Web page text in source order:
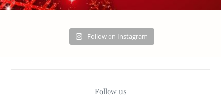
Follow on Instagram
Follow us